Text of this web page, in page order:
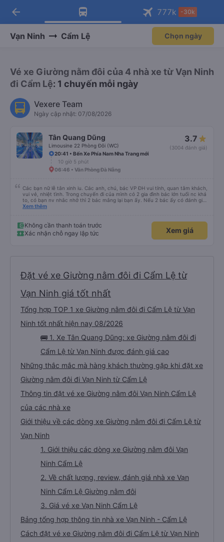
Tải app Vexere ngay!
Nhận ưu đãi thành viên độc
Mở app
Tải app Vexere
-30k/ghế khi đặt vé máy bay qua
Mở app
arrow_back 777k -30k
Vạn Ninh Cẩm Lệ Chọn ngày
Vé xe Giường nằm đôi của 4 nhà xe từ Vạn Ninh
đi Cẩm Lệ: 1 chuyến mỗi ngày
Vexere Team
Ngày cập nhật: 07/08/2026
Tân Quang Dũng
Limousine 22 Phòng Đôi (WC)
3.7
(3004 đánh giá)
20:41 • Bến Xe Phía Nam Nha Trang mới
10 giờ 5 phút
06:46 • Văn Phòng Đà Nẵng
Các bạn nữ lễ tân xinh iu. Các anh, chú, bác VP ĐH vui tính, quan tâm khách,
vui vẻ, nhiệt tình. Trong chuyến đi của mình có 2 gia đình bác lớn tuổi nc khá
to, có bạn nv nhắc nhở thì 2 bác mắng lại bạn ấy. Nếu 2 bác ấy có đánh giá
xấu thì mình ngược lại nha. Bạn ấy nhắc nhở rất đúng. 2 bác nói rất to. To
bạn ấy nha. Nếu bạn ấy bị trừ thì bảo bạn ấy liên hệ sđt của mình, mình hỗ
trợ ạ. Số mình đuôi 666, chuyến ĐH-NT ngày 16/1. À các bạn nữ lễ tân xinh
iu còn đổi cho mình phòng đơn sang đôi xong còn note là (một mình) yêu
Xem thêm
Không cần thanh toán trước
Xác nhận chỗ ngay lập tức
Xem giá
Đặt vé xe Giường nằm đôi đi Cẩm Lệ từ
Vạn Ninh giá tốt nhất
Tổng hợp TOP 1 xe Giường nằm đôi đi Cẩm Lệ từ Vạn
Ninh tốt nhất hiện nay 08/2026
🚌 1. Xe Tân Quang Dũng: xe Giường nằm đôi đi
Cẩm Lệ từ Vạn Ninh được đánh giá cao
Những thắc mắc mà hàng khách thường gặp khi đặt xe
Giường nằm đôi đi Vạn Ninh từ Cẩm Lệ
Thông tin đặt vé xe Giường nằm đôi Vạn Ninh Cẩm Lệ
của các nhà xe
Giới thiệu về các dòng xe Giường nằm đôi đi Cẩm Lệ từ
Vạn Ninh
1. Giới thiệu các dòng xe Giường nằm đôi Vạn
Ninh Cẩm Lệ
2. Về chất lượng, review, đánh giá nhà xe Vạn
Ninh Cẩm Lệ Giường nằm đôi
3. Giá vé xe Vạn Ninh Cẩm Lệ
Bảng tổng hợp thông tin nhà xe Vạn Ninh - Cẩm Lệ
Cách đặt vé xe Giường nằm đôi đi Cẩm Lệ từ Vạn Ninh